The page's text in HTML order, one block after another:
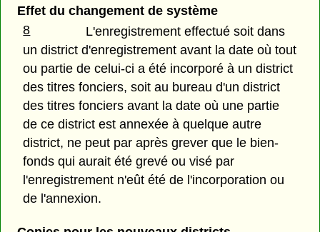
Effet du changement de système
8
L'enregistrement effectué soit dans
un district d'enregistrement avant la date où tout
ou partie de celui-ci a été incorporé à un district
des titres fonciers, soit au bureau d'un district
des titres fonciers avant la date où une partie
de ce district est annexée à quelque autre
district, ne peut par après grever que le bien-
fonds qui aurait été grevé ou visé par
l'enregistrement n'eût été de l'incorporation ou
de l'annexion.